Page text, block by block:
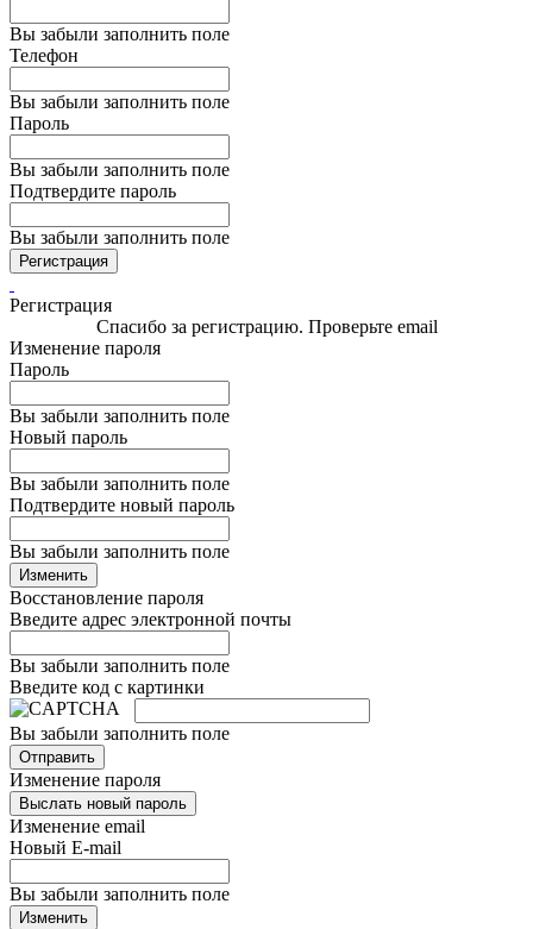
Вы забыли заполнить поле
Телефон
Вы забыли заполнить поле
Пароль
Вы забыли заполнить поле
Подтвердите пароль
Вы забыли заполнить поле
Регистрация
Регистрация
Спасибо за регистрацию. Проверьте email
Изменение пароля
Пароль
Вы забыли заполнить поле
Новый пароль
Вы забыли заполнить поле
Подтвердите новый пароль
Вы забыли заполнить поле
Изменить
Восстановление пароля
Введите адрес электронной почты
Вы забыли заполнить поле
Введите код с картинки
Вы забыли заполнить поле
Отправить
Изменение пароля
Выслать новый пароль
Изменение email
Новый E-mail
Вы забыли заполнить поле
Изменить